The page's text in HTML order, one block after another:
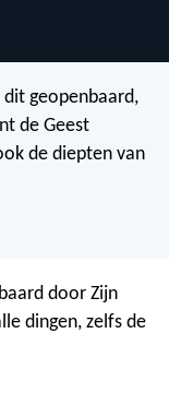
geopenbaard,
de Geest
de diepten van
door Zijn
dingen, zelfs de